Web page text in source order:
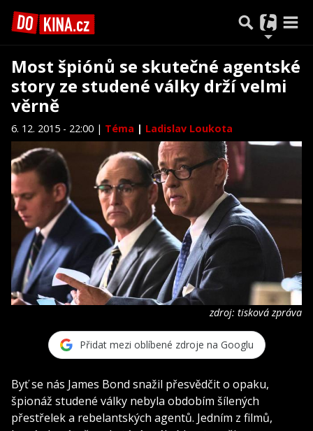
Most špiónů se skutečné agentské
story ze studené války drží velmi
věrně
6. 12. 2015 - 22:00 | Téma | Ladislav Loukota
zdroj: tisková zpráva
Přidat mezi oblíbené zdroje na Googlu
Byť se nás James Bond snažil přesvědčit o opaku,
špionáž studené války nebyla obdobím šílených
přestřelek a rebelantských agentů. Jedním z filmů,